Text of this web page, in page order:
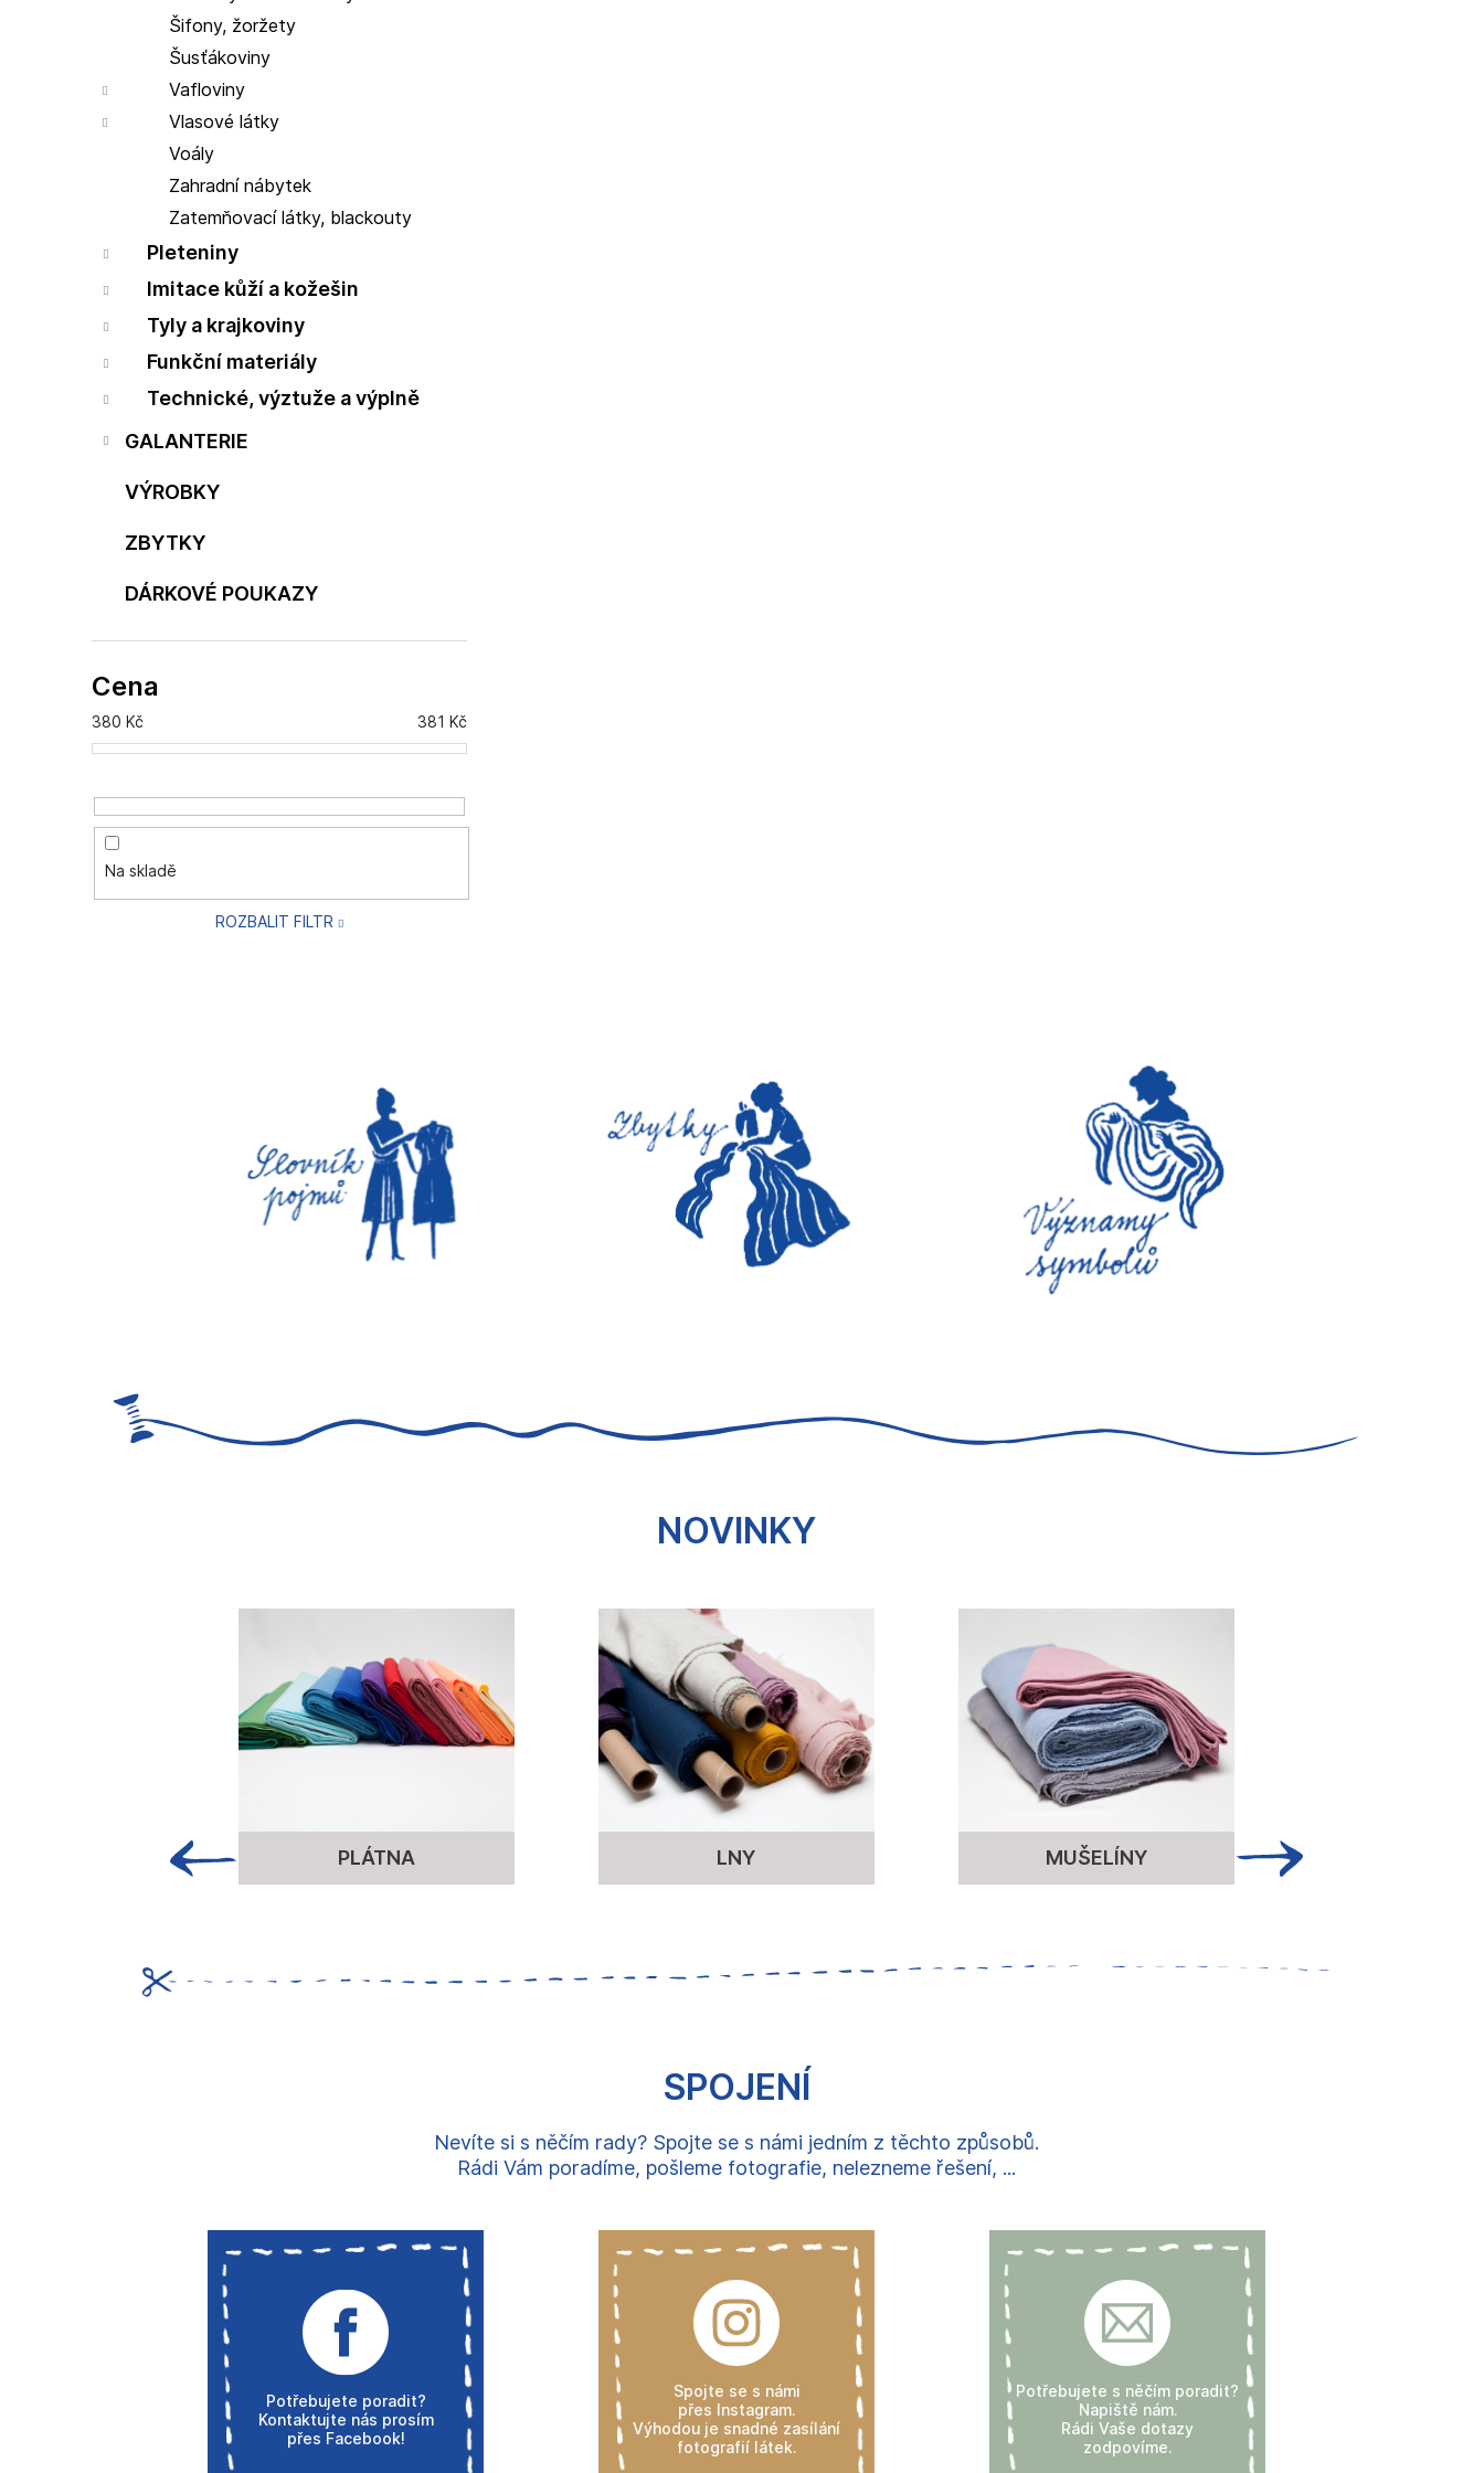
Šifony, žoržety
Šusťákoviny
Vafloviny
Vlasové látky
Voály
Zahradní nábytek
Zatemňovací látky, blackouty
Pleteniny
Imitace kůží a kožešin
Tyly a krajkoviny
Funkční materiály
Technické, výztuže a výplně
GALANTERIE
VÝROBKY
ZBYTKY
DÁRKOVÉ POUKAZY
Cena
380 Kč 381 Kč
Na skladě
ROZBALIT FILTR
NOVINKY
PLÁTNA LNY MUŠELÍNY
SPOJENÍ
Nevíte si s něčím rady? Spojte se s námi jedním z těchto způsobů.
Rádi Vám poradíme, pošleme fotografie, nelezneme řešení, ...
Potřebujete poradit?
Kontaktujte nás prosím
přes Facebook!
Spojte se s námi
přes Instagram.
Výhodou je snadné zasílání
fotografií látek.
Potřebujete s něčím poradit?
Napiště nám.
Rádi Vaše dotazy
zodpovíme.